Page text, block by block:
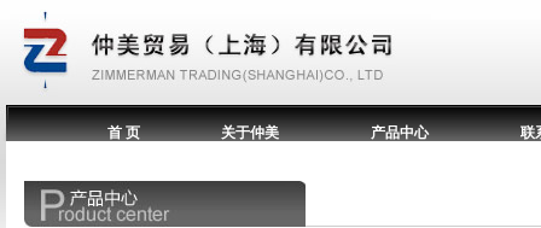
首 页 关于仲美 产品中心 联